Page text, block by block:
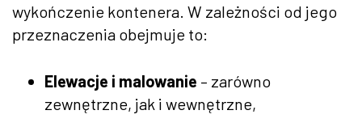
wykończenie kontenera. W zależności od jego
przeznaczenia obejmuje to:
Elewacje i malowanie – zarówno
zewnętrzne, jak i wewnętrzne,